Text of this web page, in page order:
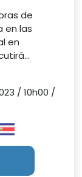
de
en las
en
/ 10h00 /